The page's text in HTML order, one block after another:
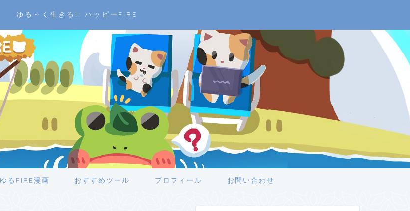
ゆる～く生きる!! ハッピーFIRE
ゆるFIRE漫画 おすすめツール プロフィール お問い合わせ